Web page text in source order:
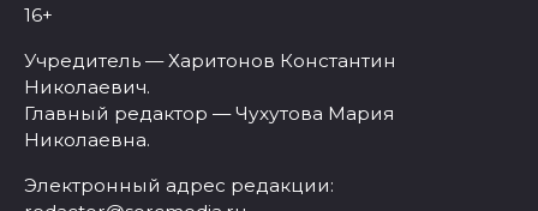
16+
Учредитель — Харитонов Константин
Николаевич.
Главный редактор — Чухутова Мария
Николаевна.
Электронный адрес редакции: